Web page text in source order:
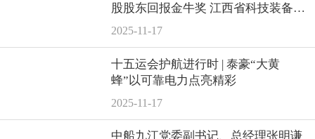
股股东回报金牛奖 江西省科技装备业
商会 2025年11月14日 20:58
2025-11-17
十五运会护航进行时 | 泰豪“大黄
蜂”以可靠电力点亮精彩
2025-11-17
中船九江党委副书记、总经理张明谦